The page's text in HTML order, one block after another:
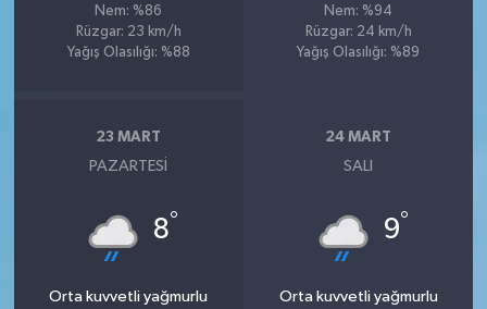
Nem: %86
Rüzgar: 23 km/h
Yağış Olasılığı: %88
Nem: %94
Rüzgar: 24 km/h
Yağış Olasılığı: %89
23 MART
PAZARTESI
8°
Orta kuvvetli yağmurlu
24 MART
SALI
9°
Orta kuvvetli yağmurlu